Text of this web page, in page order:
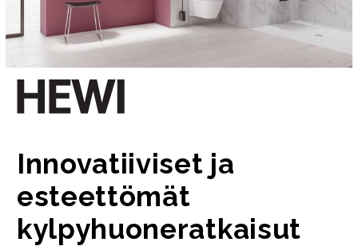
Innovatiiviset ja
esteettömät
kylpyhuoneratkaisut